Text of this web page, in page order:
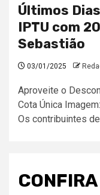
Últimos
IPTU com
Sebastião
03/01/2025
Aproveite o
Cota Única
Os contribuintes